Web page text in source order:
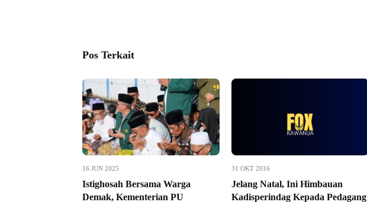
Pos Terkait
16 JUN 2025
Istighosah Bersama Warga
Demak, Kementerian PU
31 OKT 2016
Jelang Natal, Ini Himbauan
Kadisperindag Kepada Pedagang